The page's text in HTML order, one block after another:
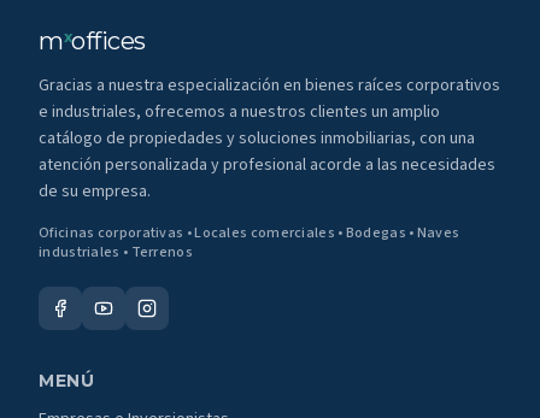
mxoffices
Gracias a nuestra especialización en bienes raíces corporativos
e industriales, ofrecemos a nuestros clientes un amplio
catálogo de propiedades y soluciones inmobiliarias, con una
atención personalizada y profesional acorde a las necesidades
de su empresa.
Oficinas corporativas • Locales comerciales • Bodegas • Naves
industriales • Terrenos
MENÚ